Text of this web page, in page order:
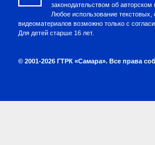
законодательством об
Любое использование текстовых,
видеоматериалов возможно только с
Для детей старше 16 лет.
© 2001-2026 ГТРК «Самара». Все права